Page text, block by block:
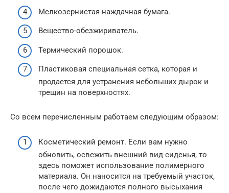
Мелкозернистая наждачная бумага.
Вещество-обезжириватель.
Термический порошок.
Пластиковая специальная сетка, которая и
продается для устранения небольших дырок и
трещин на поверхностях.
Со всем перечисленным работаем следующим образом:
Косметический ремонт. Если вам нужно
обновить, освежить внешний вид сиденья, то
здесь поможет использование полимерного
материала. Он наносится на требуемый участок,
после чего дожидаются полного высыхания